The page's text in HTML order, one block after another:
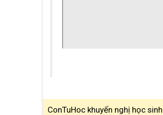
ConTuHoc khuyến nghị học